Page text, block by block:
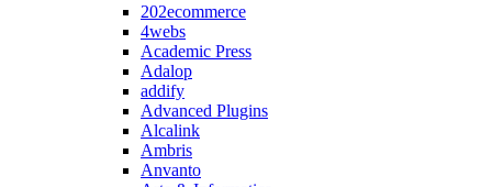
202ecommerce
4webs
Academic Press
Adalop
addify
Advanced Plugins
Alcalink
Ambris
Anvanto